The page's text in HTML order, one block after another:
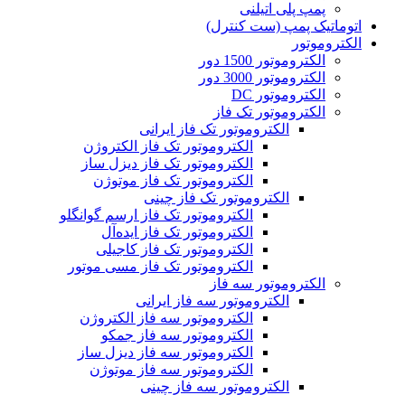
پمپ پلی اتیلنی
اتوماتیک پمپ (ست کنترل)
الکتروموتور
الکتروموتور 1500 دور
الکتروموتور 3000 دور
الکتروموتور DC
الکتروموتور تک فاز
الکتروموتور تک فاز ایرانی
الکتروموتور تک فاز الکتروژن
الکتروموتور تک فاز دیزل ساز
الکتروموتور تک فاز موتوژن
الکتروموتور تک فاز چینی
الکتروموتور تک فاز ارسم گوانگلو
الکتروموتور تک فاز ایده‌آل
الکتروموتور تک فاز کاجیلی
الکتروموتور تک فاز مسی موتور
الکتروموتور سه فاز
الکتروموتور سه فاز ایرانی
الکتروموتور سه فاز الکتروژن
الکتروموتور سه فاز جمکو
الکتروموتور سه فاز دیزل ساز
الکتروموتور سه فاز موتوژن
الکتروموتور سه فاز چینی